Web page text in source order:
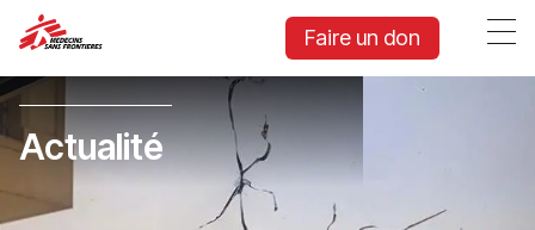
Faire un don
Actualité